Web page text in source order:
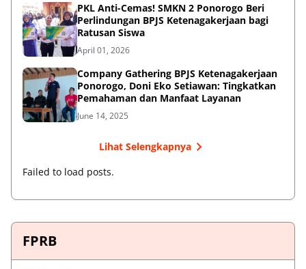
PKL Anti-Cemas! SMKN 2 Ponorogo Beri
Perlindungan BPJS Ketenagakerjaan bagi
Ratusan Siswa
April 01, 2026
Company Gathering BPJS Ketenagakerjaan
Ponorogo, Doni Eko Setiawan: Tingkatkan
Pemahaman dan Manfaat Layanan
June 14, 2025
Lihat Selengkapnya
Failed to load posts.
FPRB